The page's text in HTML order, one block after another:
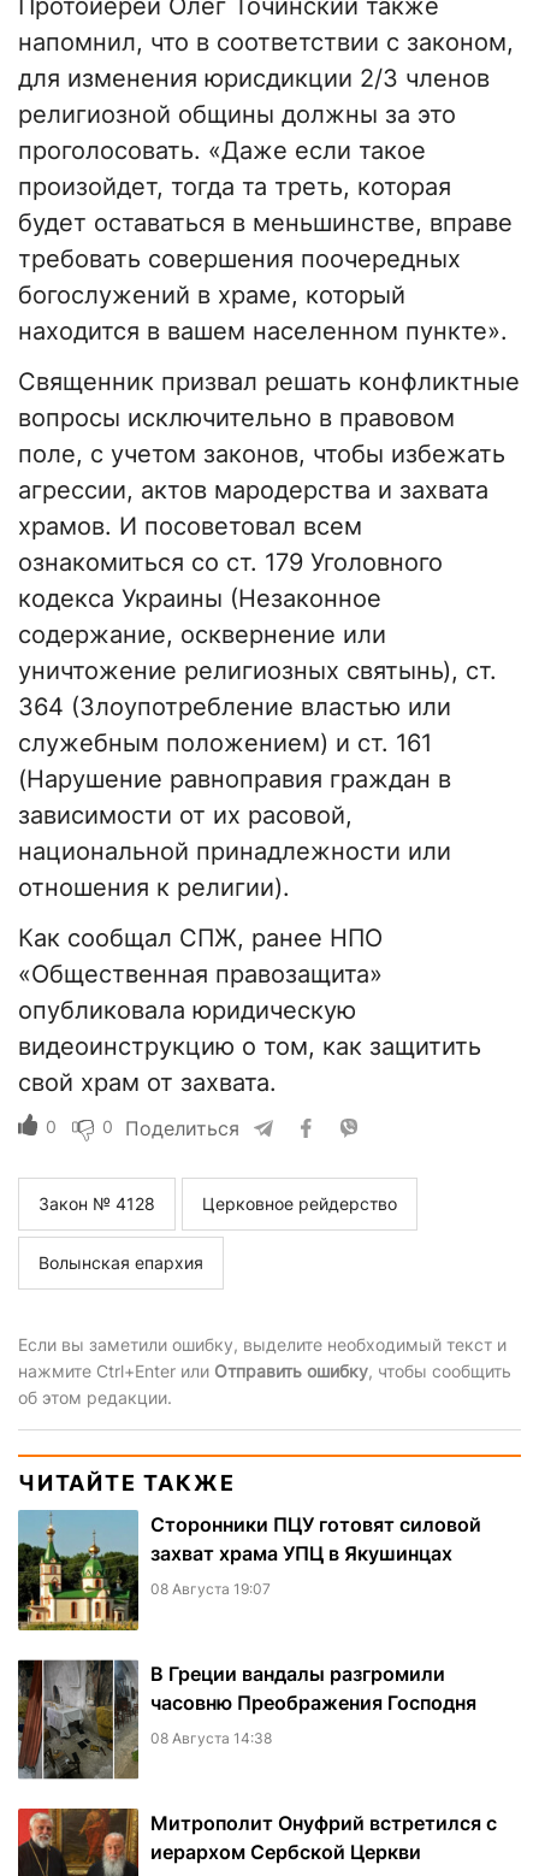
Протоиерей Олег Точинский также
напомнил, что в соответствии с законом,
для изменения юрисдикции 2/3 членов
религиозной общины должны за это
проголосовать. «Даже если такое
произойдет, тогда та треть, которая
будет оставаться в меньшинстве, вправе
требовать совершения поочередных
богослужений в храме, который
находится в вашем населенном пункте».
Священник призвал решать конфликтные
вопросы исключительно в правовом
поле, с учетом законов, чтобы избежать
агрессии, актов мародерства и захвата
храмов. И посоветовал всем
ознакомиться со ст. 179 Уголовного
кодекса Украины (Незаконное
содержание, осквернение или
уничтожение религиозных святынь), ст.
364 (Злоупотребление властью или
служебным положением) и ст. 161
(Нарушение равноправия граждан в
зависимости от их расовой,
национальной принадлежности или
отношения к религии).
Как сообщал СПЖ, ранее НПО
«Общественная правозащита»
опубликовала юридическую
видеоинструкцию о том, как защитить
свой храм от захвата.
0 0 Поделиться
Закон № 4128 Церковное рейдерство
Волынская епархия
Если вы заметили ошибку, выделите необходимый текст и
нажмите Ctrl+Enter или Отправить ошибку, чтобы сообщить
об этом редакции.
ЧИТАЙТЕ ТАКЖЕ
Сторонники ПЦУ готовят силовой
захват храма УПЦ в Якушинцах
08 Августа 19:07
В Греции вандалы разгромили
часовню Преображения Господня
08 Августа 14:38
Митрополит Онуфрий встретился с
иерархом Сербской Церкви